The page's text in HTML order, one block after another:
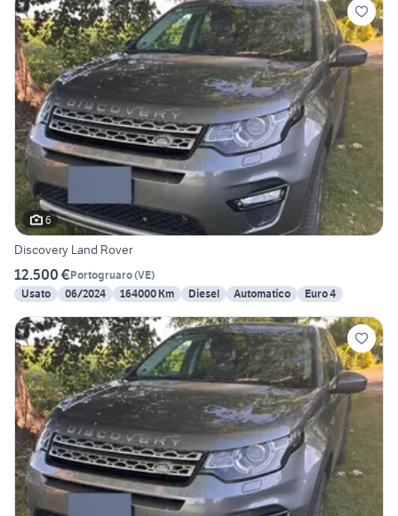
6
Discovery Land Rover
12.500 €Portogruaro(VE)
Usato
06/2024 164000 Km Diesel Automatico Euro 4